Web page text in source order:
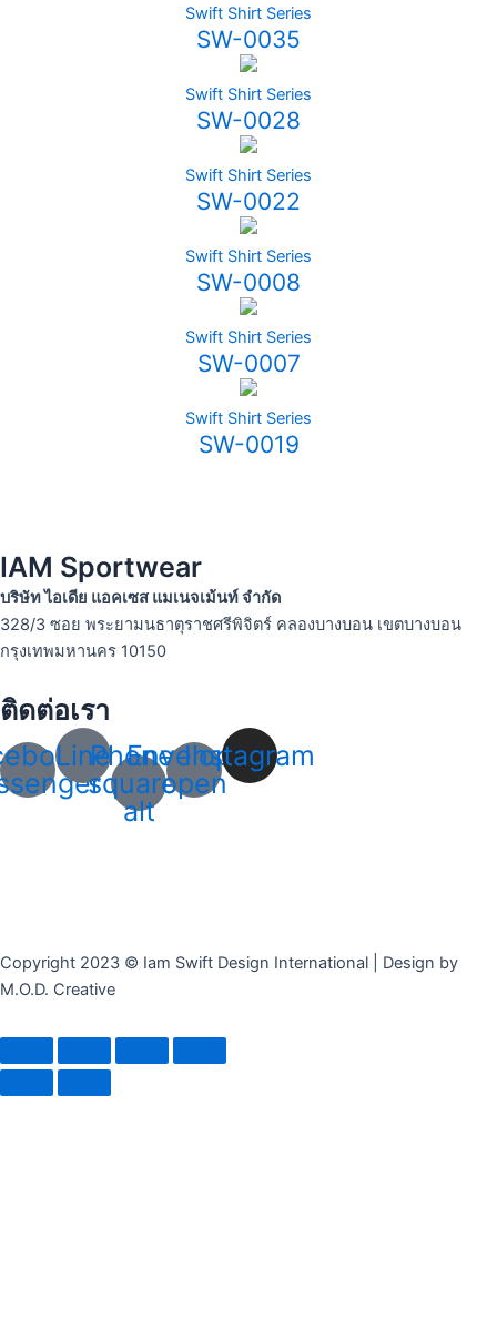
Swift Shirt Series
SW-0035
Swift Shirt Series
SW-0028
Swift Shirt Series
SW-0022
Swift Shirt Series
SW-0008
Swift Shirt Series
SW-0007
Swift Shirt Series
SW-0019
IAM Sportwear
บริษัท ไอเดีย แอคเซส แมเนจเม้นท์ จำกัด
328/3 ซอย พระยามนธาตุราชศรีพิจิตร์ คลองบางบอน เขตบางบอน
กรุงเทพมหานคร 10150
ติดต่อเรา
LinePhone-
square-
alt
Envelope-
open
Instagram
Copyright 2023 © Iam Swift Design International | Design by
M.O.D. Creative